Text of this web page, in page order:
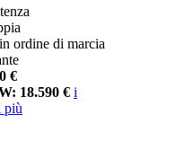
ordine di marcia
€
18.590 € i
più